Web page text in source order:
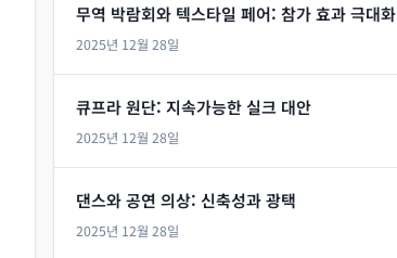
무역 박람회와 텍스타일 페어: 참가 효과 극대화
2025년 12월 28일
큐프라 원단: 지속가능한 실크 대안
2025년 12월 28일
댄스와 공연 의상: 신축성과 광택
2025년 12월 28일